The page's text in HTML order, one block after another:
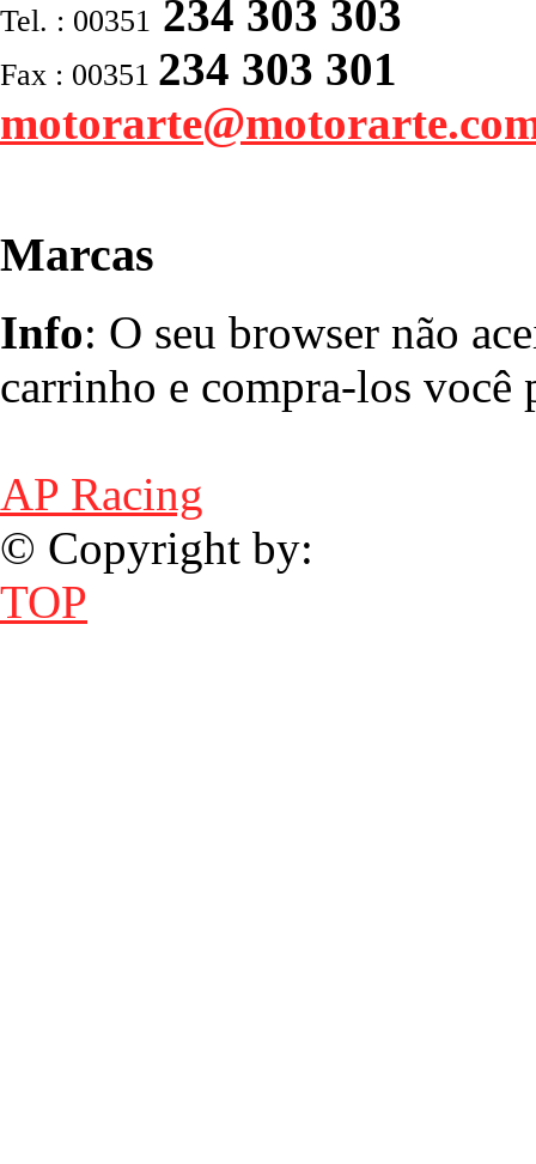
Tel. : 00351 234 303 303
Fax : 00351 234 303 301
Marcas
Info: O seu browser não
carrinho e compra-los você
AP Racing
© Copyright by:
TOP